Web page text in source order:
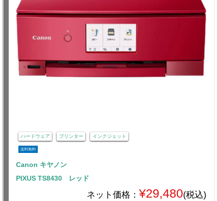
ハードウェア プリンター インクジェット
送料無料
Canon キヤノン
PIXUS TS8430 レッド
ネット価格： ¥29,480(税込)